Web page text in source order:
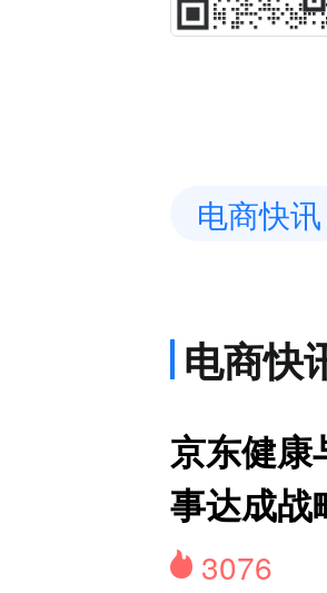
电商快讯
电商快
京东健康
事达成战
3076